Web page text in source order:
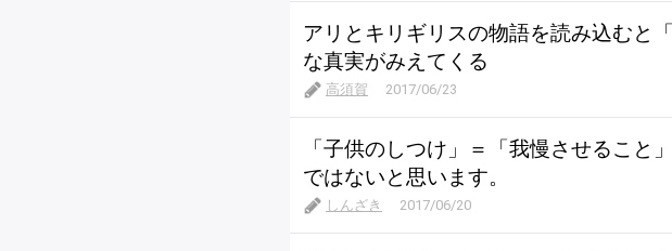
アリとキリギリスの物語を読み込むと
な真実がみえてくる
高須賀 2017/06/23
「子供のしつけ」＝「我慢させること
ではないと思います。
しんざき 2017/06/20